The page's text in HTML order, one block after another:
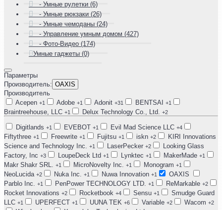
- Умные рулетки (6)
- Умные рюкзаки (26)
- Умные чемоданы (24)
- Управление умным домом (427)
- Фото-Видео (174)
Умные гаджеты (0)
Параметры
Производитель: OAXIS
Производитель
Acepen +1 Adobe +1 Adonit +31 BENTSAI +1
Braintreehouse, LLC +1 Delux Technology Co., Ltd. +2
Digitlands +1 EVEBOT +1 Evil Mad Science LLC +4
Fiftythree +1 Freewrite +1 Fujitsu +1 iskn +2
KIRI Innovations
Science and Technology Inc. +1 LaserPecker +2
Looking Glass
Factory, Inc +3 LoupeDeck Ltd +1 Lynktec +1 MakerMade +1
Makr Shakr SRL. +1 MicroNovelty Inc. +1 Monogram +1
NeoLucida +2 Nuka Inc. +1 Nuwa Innovation +1
OAXIS
Parblo Inc. +1 PenPower TECHNOLOGY LTD. +1 ReMarkable +2
Rocket Innovations +2 Rocketbook +4 Sensu +1
Smudge Guard
LLC +1 UPERFECT +1 UUNA TEK +6 Variable +2 Wacom +2